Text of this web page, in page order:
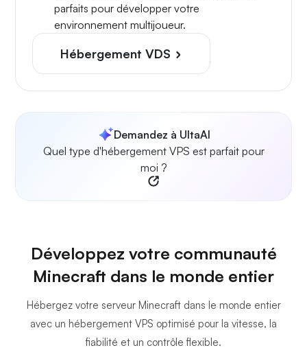
parfaits pour développer votre
environnement multijoueur.
Hébergement VDS
Demandez à UltaAI
Quel type d'hébergement VPS est parfait pour
moi ?
Développez votre communauté
Minecraft dans le monde entier
Hébergez votre serveur Minecraft dans le monde entier
avec un hébergement VPS optimisé pour la vitesse, la
fiabilité et un contrôle flexible.